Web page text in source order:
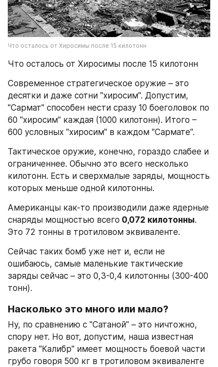
Что осталось от Хиросимы после 15 килотонн
Что осталось от Хиросимы после 15 килотонн
Современное стратегическое оружие – это
десятки и даже сотни "хиросим". Допустим,
"Сармат" способен нести сразу 10 боеголовок по
60 "хиросим" каждая (1000 килотонн). Итого –
600 условных "хиросим" в каждом "Сармате".
Тактическое оружие, конечно, гораздо слабее и
ограниченнее. Обычно это всего несколько
килотонн. Есть и сверхмалые заряды, мощность
которых меньше одной килотонны.
Американцы как-то производили даже ядерные
снаряды мощностью всего 0,072 килотонны.
Это 72 тонны в тротиловом эквиваленте.
Сейчас таких бомб уже нет и, если не
ошибаюсь, самые маленькие тактические
заряды сейчас – это 0,3-0,4 килотонны (300-400
тонн).
Насколько это много или мало?
Ну, по сравнению с "Сатаной" – это ничтожно,
спору нет. Но вот, допустим, наша известная
ракета "Калибр" имеет мощность боевой части
грубо говоря 500 кг в тротиловом эквиваленте